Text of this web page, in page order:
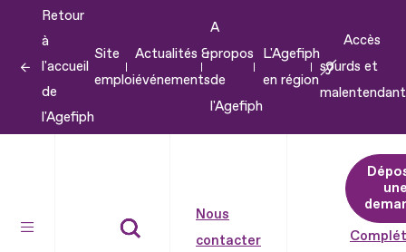
contenu
Retour
à
l'accueil
de
l'Agefiph
Site
emploi
Actualités &
événements
A
propos
de
l'Agefiph
L'Agefiph
en région
Accès
sourds et
Nous
contacter